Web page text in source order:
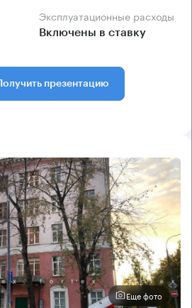
Эксплуатационные расходы
Включены в ставку
Получить презентацию
Еще фото